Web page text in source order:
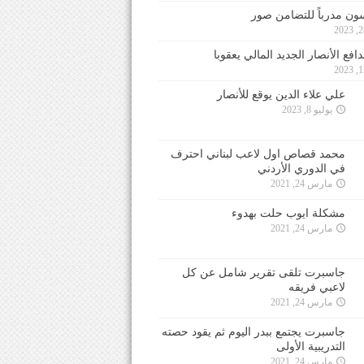
مدرباً للتضامن صور
الأنصار الجديد المالي يعقوبا
علي علاء الدين يوقع للأنصار
يوليو 8, 2023
محمد قصاص اول لاعب لبناني احترف
في الدوري الأردني
مارس 24, 2021
مشكلة ايوب حلت بهدوء
مارس 24, 2021
جاسبرت تلقى تقرير شامل عن كل
لاعبي فريقه
مارس 24, 2021
جاسبرت يجتمع ببدر اليوم ثم يقود حصته
التدريبية الأولى
مارس 24, 2021